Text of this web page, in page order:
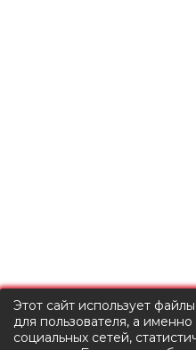
Этот сайт использует
для пользователя, а
социальных сетей,